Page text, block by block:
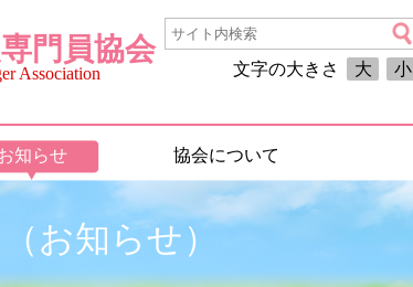
門員協会
Association 文字の大きさ 大 小
知らせ 協会について
お知らせ）